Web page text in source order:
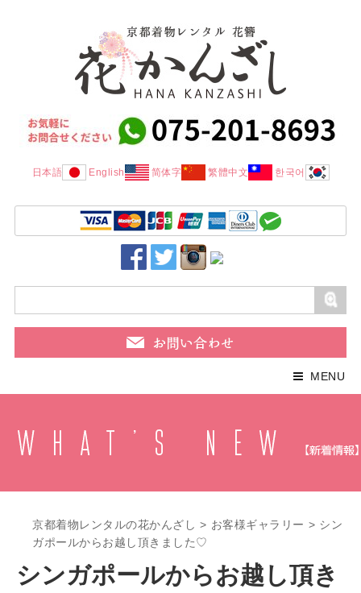
日本語 English 简体字 繁體中文 한국어
MENU
京都着物レンタルの花かんざし > お客様ギャラリー > シン
ガポールからお越し頂きました♡
シンガポールからお越し頂き